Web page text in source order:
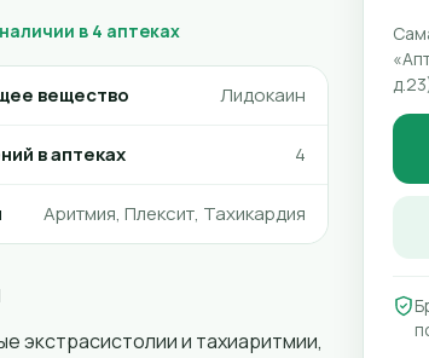
в 4 аптеках
вещество Лидокаин
в аптеках 4
Аритмия, Плексит, Тахикардия
экстрасистолии и тахиаритмии,